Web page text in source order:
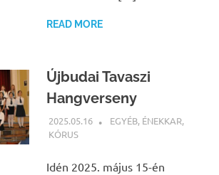
READ MORE
Újbudai Tavaszi
Hangverseny
2025.05.16 BÁRTFAI JUDIT
EGYÉB, ÉNEKKAR,
KÓRUS
Idén 2025. május 15-én